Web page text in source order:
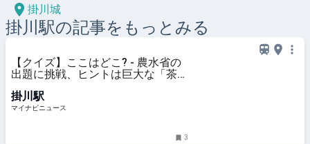
掛川城
掛川駅の記事をもっとみる
【クイズ】ここはどこ? - 農水省の
出題に挑戦、ヒントは巨大な「茶」
掛川駅
マイナビニュース
3